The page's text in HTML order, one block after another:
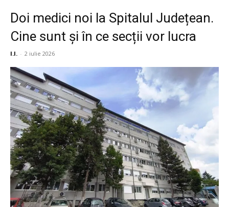
Doi medici noi la Spitalul Județean.
Cine sunt și în ce secții vor lucra
I.I. - 2 iulie 2026